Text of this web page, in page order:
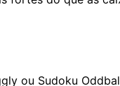
ou Sudoku